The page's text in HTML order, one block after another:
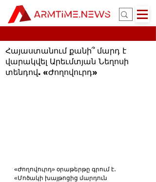
Հայաստանում քանի՞ մարդ է
վարակվել Արեւմտյան Նեղոսի
տենդով. «Ժողովուրդ»
«Ժողովուրդ» օրաթերթը գրում է․
«Մոծակի խայթոցից մարդուն